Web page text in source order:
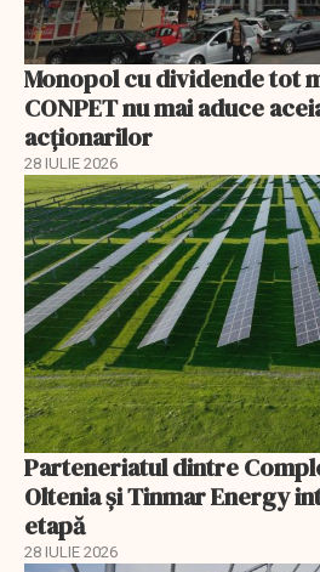
Monopol cu dividende tot
CONPET nu mai aduce
acționarilor
28 IULIE 2026
Parteneriatul dintre
Oltenia și Tinmar Energy
etapă
28 IULIE 2026